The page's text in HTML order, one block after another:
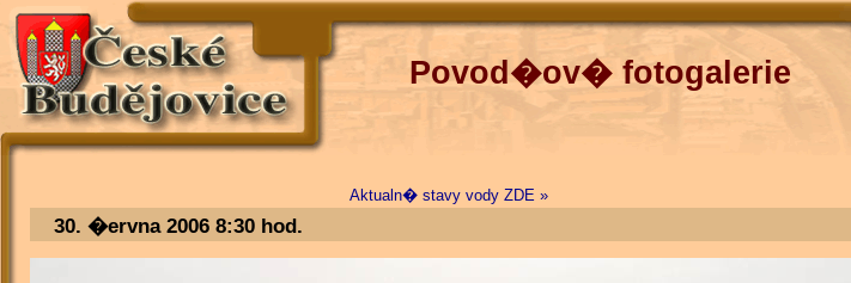
Povod�ov� fotogalerie
Aktualn� stavy vody ZDE »
30. �ervna 2006 8:30 hod.